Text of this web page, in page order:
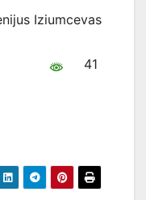
Iziumcevas
41